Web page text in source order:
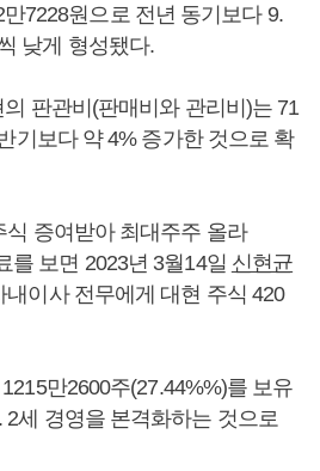
7228원으로 전년 동기보다 9.
낮게 형성됐다.
판관비(판매비와 관리비)는 71
기보다 약 4% 증가한 것으로 확
증여받아 최대주주 올라
를 보면 2023년 3월14일 신현균
이사 전무에게 대현 주식 420
만2600주(27.44%%)를 보유
세 경영을 본격화하는 것으로